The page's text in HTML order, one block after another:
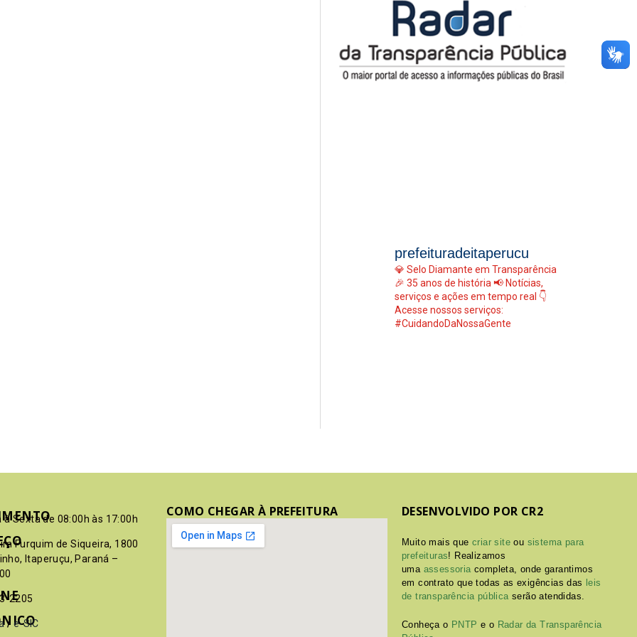
prefeituradeitaperucu
💎 Selo Diamante em Transparência
🎉 35 anos de história 📢 Notícias,
serviços e ações em tempo real 👇
Acesse nossos serviços:
#CuidandoDaNossaGente
à Sexta de 08:00h às 17:00h
Furquim de Siqueira, 1800
Itaperuçu, Paraná –
2205
/ e-SIC
COMO CHEGAR À PREFEITURA DESENVOLVIDO POR CR2
Muito mais quecriar site ou sistema para
prefeituras! Realizamos
uma assessoriacompleta, onde garantimos
em contrato que todas as exigências das leis
de transparência públicaserão atendidas.
Conheça o PNTP e o Radar da Transparência